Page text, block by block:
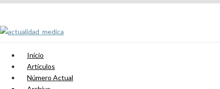
Inicio
Artículos
Número Actual